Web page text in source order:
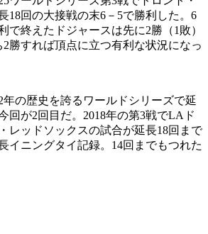
18回の大接戦の末6－5で勝利した。6
で終えたドジャースは先に2勝（1敗）
2勝すれば頂点に立つ有利な状況になっ
年の歴史を誇るワールドシリーズで延
回が2回目だ。2018年の第3戦でLAド
レッドソックスの試合が延長18回まで
イニングタイ記録。14回までもつれた